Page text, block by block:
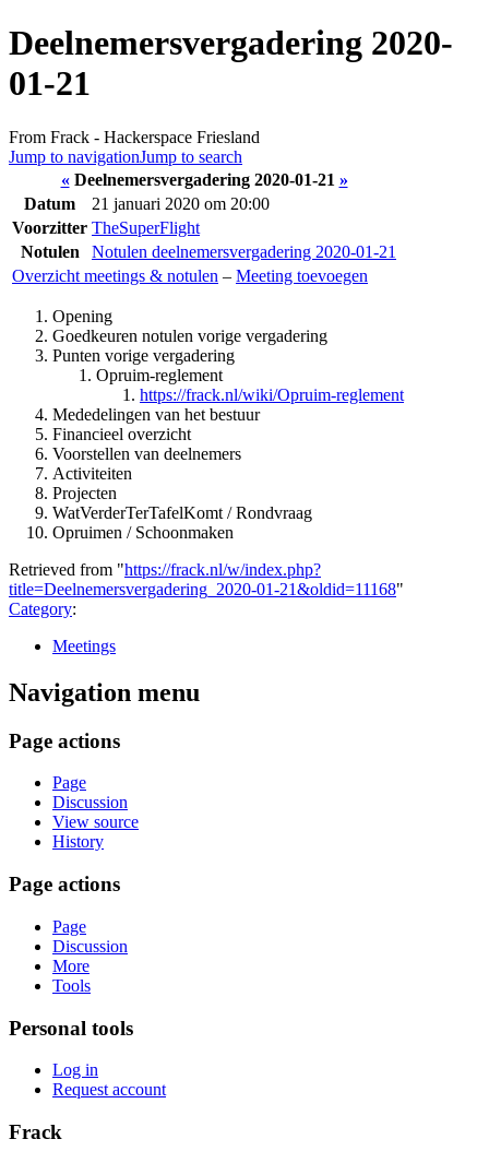
Deelnemersvergadering 2020-
01-21
From Frack - Hackerspace Friesland
Jump to navigationJump to search
«Deelnemersvergadering 2020-01-21 »
Datum
21 januari 2020 om 20:00
Voorzitter TheSuperFlight
Notulen
Notulen deelnemersvergadering 2020-01-21
Overzicht meetings & notulen – Meeting toevoegen
Opening
Goedkeuren notulen vorige vergadering
Punten vorige vergadering
Opruim-reglement
https://frack.nl/wiki/Opruim-reglement
Mededelingen van het bestuur
Financieel overzicht
Voorstellen van deelnemers
Activiteiten
Projecten
WatVerderTerTafelKomt / Rondvraag
Opruimen / Schoonmaken
Retrieved from "https://frack.nl/w/index.php?
title=Deelnemersvergadering_2020-01-21&oldid=11168"
Category:
Meetings
Navigation menu
Page actions
Page
Discussion
View source
History
Page actions
Page
Discussion
More
Tools
Personal tools
Log in
Request account
Frack